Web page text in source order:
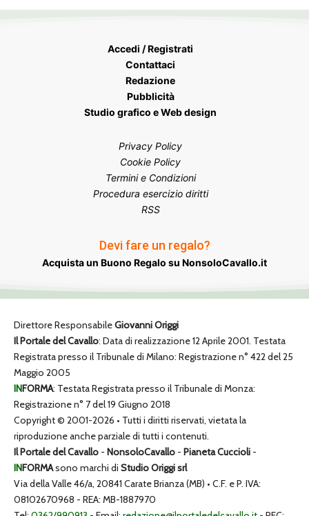
Accedi / Registrati
Contattaci
Redazione
Pubblicità
Studio grafico e Web design
Privacy Policy
Cookie Policy
Termini e Condizioni
Procedura esercizio diritti
RSS
Devi fare un regalo?
Acquista un Buono Regalo su NonsoloCavallo.it
Direttore ResponsabileGiovanni Origgi
Il Portale del Cavallo: Data di realizzazione 12 Aprile 2001. Testata
Registrata presso il Tribunale di Milano: Registrazione n° 422 del 25
Maggio 2005
INFORMA: Testata Registrata presso il Tribunale di Monza:
Registrazione n° 7 del 19 Giugno 2018
Copyright © 2001-2026 • Tutti i diritti riservati, vietata la
riproduzione anche parziale di tutti i contenuti.
Il Portale del Cavallo - NonsoloCavallo - Pianeta Cuccioli -
INFORMAsono marchi di Studio Origgi srl
Via della Valle 46/a, 20841 Carate Brianza (MB) • C.F. e P. IVA:
08102670968 - REA: MB-1887970